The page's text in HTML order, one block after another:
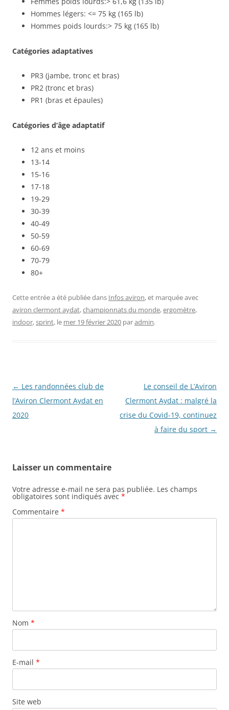
Hommes légers: <= 75 kg (165 lb)
Hommes poids lourds:> 75 kg (165 lb)
Catégories adaptatives
PR3 (jambe, tronc et bras)
PR2 (tronc et bras)
PR1 (bras et épaules)
Catégories d’âge adaptatif
12 ans et moins
13-14
15-16
17-18
19-29
30-39
40-49
50-59
60-69
70-79
80+
Cette entrée a été publiée dans Infos aviron, et marquée avec
aviron clermont aydat,championnats du monde,ergomètre,
indoor,sprint, le mer 19 février 2020 paradmin.
Navigation
des
articles
← Les randonnées club de
l’Aviron Clermont Aydat en
2020
Le conseil de L’Aviron
Clermont Aydat : malgré la
crise du Covid-19, continuez
à faire du sport →
Laisser un commentaire
Votre adresse e-mail ne sera pas publiée. Les champs
obligatoires sont indiqués avec *
Commentaire *
Nom *
E-mail *
Site web